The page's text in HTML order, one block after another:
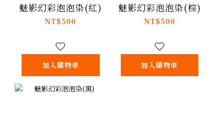
魅影幻彩泡泡染(紅)
NT$500
加入購物車
魅影幻彩泡泡染(棕)
NT$500
加入購物車